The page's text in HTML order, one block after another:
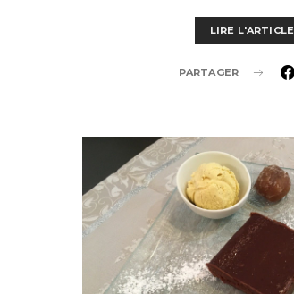
LIRE L'ARTICLE
PARTAGER